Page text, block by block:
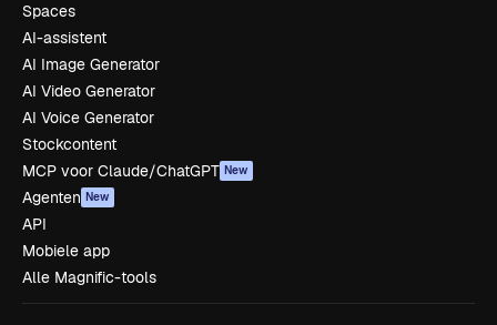
Spaces
AI-assistent
AI Image Generator
AI Video Generator
AI Voice Generator
Stockcontent
MCP voor Claude/ChatGPT New
Agenten New
API
Mobiele app
Alle Magnific-tools